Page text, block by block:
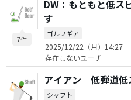
7件
DW：もともと低ス
す
ゴルフギア
2025/12/22（月）14:27
存在しないユーザ
アイアン 低弾道低
シャフト